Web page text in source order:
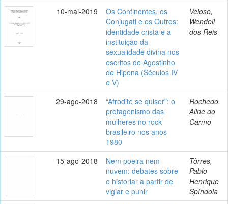
10-mai-2019
Os Continentes, os
Conjugati e os Outros:
identidade cristã e a
instituição da
sexualidade divina nos
escritos de Agostinho
de Hipona (Séculos IV
e V)
Veloso,
Wendell
dos Reis
29-ago-2018
“Afrodite se quiser”: o
protagonismo das
mulheres no rock
brasileiro nos anos
1980
Rochedo,
Aline do
Carmo
15-ago-2018
Nem poeira nem
nuvem: debates sobre
o historiar a partir de
vigiar e punir
Tôrres,
Pablo
Henrique
Spíndola